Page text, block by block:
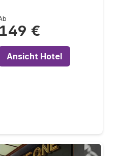
149 €
Ansicht Hotel